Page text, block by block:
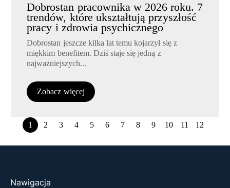
Dobrostan pracownika w 2026 roku. 7
trendów, które ukształtują przyszłość
pracy i zdrowia psychicznego
Dobrostan jeszcze kilka lat temu kojarzył się z
miękkim benefitem. Dziś staje się jedną z
najważniejszych...
Zobacz więcej
1 2 3 4 5 6 7 8 9 10 11 12
Nawigacja